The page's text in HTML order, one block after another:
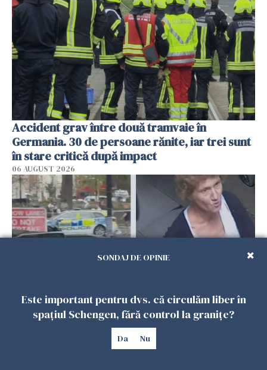
Accident grav între două tramvaie în
Germania. 30 de persoane rănite, iar trei sunt
în stare critică după impact
06 AUGUST 2026
S-a aflat cine este femeia care a înjunghiat 4
bărbați în centrul Londrei. Atacul Stellei, de
44 de ani, explicat de anchetatori
SONDAJ DE OPINIE
Este important pentru dvs. că circulăm liber în
spațiul Schengen, fără control la granițe?
Da Nu